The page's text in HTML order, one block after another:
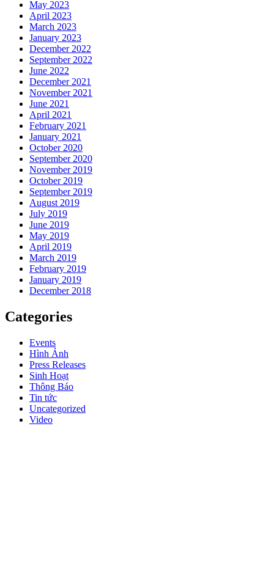
May 2023
April 2023
March 2023
January 2023
December 2022
September 2022
June 2022
December 2021
November 2021
June 2021
April 2021
February 2021
January 2021
October 2020
September 2020
November 2019
October 2019
September 2019
August 2019
July 2019
June 2019
May 2019
April 2019
March 2019
February 2019
January 2019
December 2018
Categories
Events
Hình Ảnh
Press Releases
Sinh Hoạt
Thông Báo
Tin tức
Uncategorized
Video